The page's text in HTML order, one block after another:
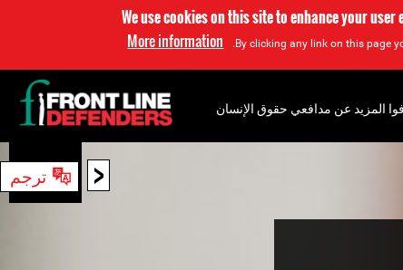
We use cookies on this site to enhance your user
By clicking any link on this page
More information
< ترجم
المزيد عن مدافعي حقوق الإنسان
بحث